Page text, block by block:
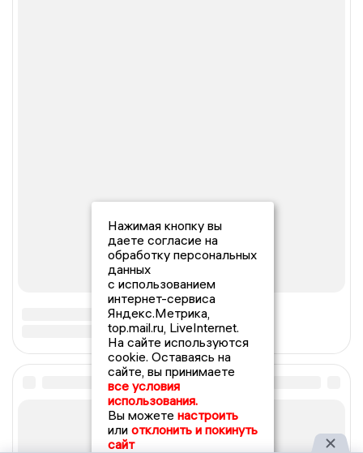
Нажимая кнопку вы
даете согласие на
обработку персональных
данных
с использованием
интернет-сервиса
Яндекс.Метрика,
top.mail.ru, LiveInternet.
На сайте используются
cookie. Оставаясь на
сайте, вы принимаете
все условия
использования.
Вы можете настроить
или отклонить и покинуть
сайт